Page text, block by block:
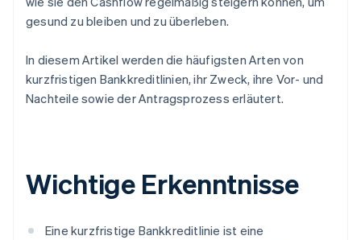
gesund zu bleiben und zu überleben.
In diesem Artikel werden die häufigsten Arten von
kurzfristigen Bankkreditlinien, ihr Zweck, ihre Vor- und
Nachteile sowie der Antragsprozess erläutert.
Wichtige Erkenntnisse
Eine kurzfristige Bankkreditlinie ist eine